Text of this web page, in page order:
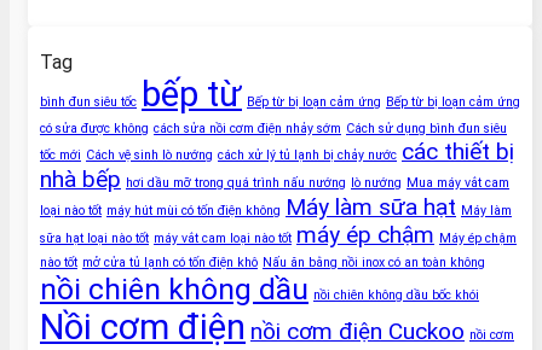
Tag
bình đun siêu tốc bếp từ Bếp từ bị loạn cảm ứng Bếp từ bị loạn cảm ứng
có sửa được không cách sửa nồi cơm điện nhảy sớm Cách sử dụng bình đun siêu
tốc mới Cách vệ sinh lò nướng cách xử lý tủ lạnh bị chảy nước các thiết bị
nhà bếp hơi dầu mỡ trong quá trình nấu nướng lò nướng Mua máy vắt cam
loại nào tốt máy hút mùi có tốn điện không Máy làm sữa hạt Máy làm
sữa hạt loại nào tốt máy vắt cam loại nào tốt máy ép chậm Máy ép chậm
nào tốt mở cửa tủ lạnh có tốn điện khô Nấu ăn bằng nồi inox có an toàn không
nồi chiên không dầu nồi chiên không dầu bốc khói
Nồi cơm điện nồi cơm điện Cuckoo nồi cơm